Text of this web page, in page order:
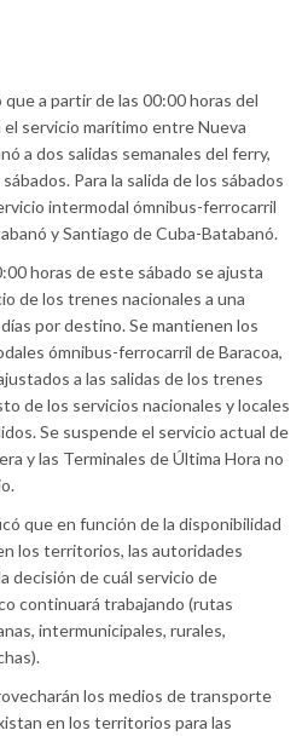
a partir de las 00:00 horas del
el servicio marítimo entre Nueva
a dos salidas semanales del ferry,
Para la salida de los sábados
intermodal ómnibus-ferrocarril
y Santiago de Cuba-Batabanó.
horas de este sábado se ajusta
de los trenes nacionales a una
por destino. Se mantienen los
ómnibus-ferrocarril de Baracoa,
a las salidas de los trenes
de los servicios nacionales y locales
Se suspende el servicio actual de
y las Terminales de Última Hora no
que en función de la disponibilidad
los territorios, las autoridades
decisión de cuál servicio de
continuará trabajando (rutas
intermunicipales, rurales,
los medios de transporte
en los territorios para las